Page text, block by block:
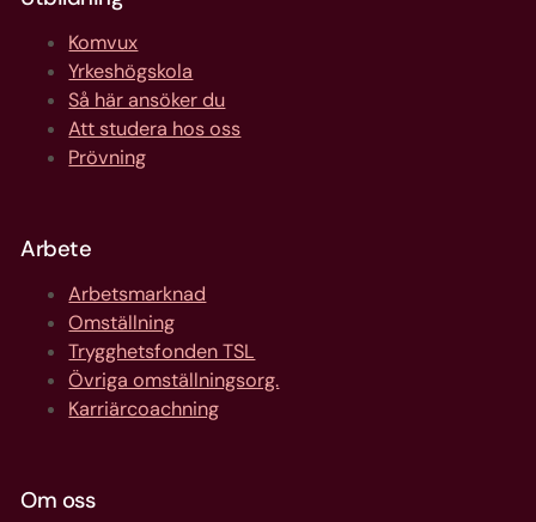
Komvux
Yrkeshögskola
Så här ansöker du
Att studera hos oss
Prövning
Arbete
Arbetsmarknad
Omställning
Trygghetsfonden TSL
Övriga omställningsorg.
Karriärcoachning
Om oss